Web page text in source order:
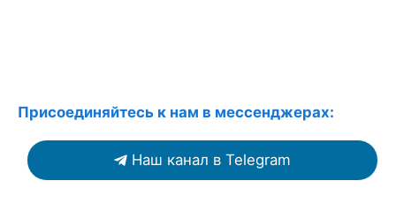
Присоединяйтесь к нам в мессенджерах:
Наш канал в Telegram